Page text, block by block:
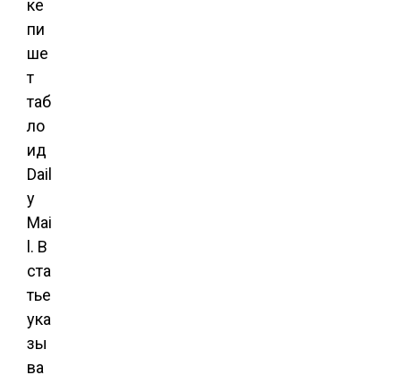
ке
пи
ше
т
таб
ло
ид
Dail
y
Mai
l. В
ста
тье
ука
зы
ва